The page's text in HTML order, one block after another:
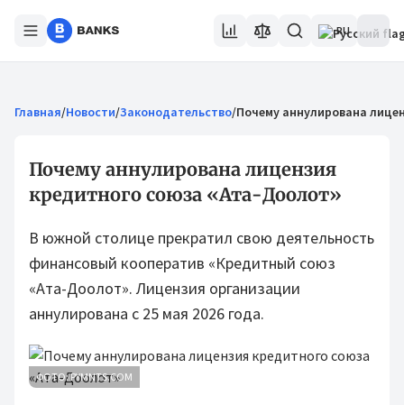
RU
Главная/Новости/Законодательство/Почему аннулирована
Почему аннулирована лицензия
кредитного союза «Ата-Доолот»
В южной столице прекратил свою деятельность
финансовый кооператив «Кредитный союз
«Ата-Доолот». Лицензия организации
аннулирована с 25 мая 2026 года.
ФОТО: PYMNTS.COM